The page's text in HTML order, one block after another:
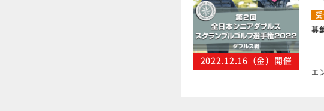
2022.12.16（金）開催
受
募
エ